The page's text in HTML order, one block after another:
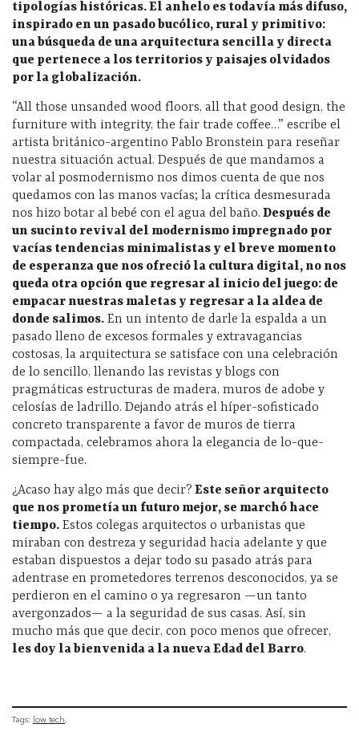
tipologías históricas. El anhelo es todavía más difuso,
inspirado en un pasado bucólico, rural y primitivo:
una búsqueda de una arquitectura sencilla y directa
que pertenece a los territorios y paisajes olvidados
por la globalización.
“All those unsanded wood floors, all that good design, the
furniture with integrity, the fair trade coffee…” escribe el
artista británico-argentino Pablo Bronstein para reseñar
nuestra situación actual. Después de que mandamos a
volar al posmodernismo nos dimos cuenta de que nos
quedamos con las manos vacías; la crítica desmesurada
nos hizo botar al bebé con el agua del baño. Después de
un sucinto revival del modernismo impregnado por
vacías tendencias minimalistas y el breve momento
de esperanza que nos ofreció la cultura digital, no nos
queda otra opción que regresar al inicio del juego: de
empacar nuestras maletas y regresar a la aldea de
donde salimos. En un intento de darle la espalda a un
pasado lleno de excesos formales y extravagancias
costosas, la arquitectura se satisface con una celebración
de lo sencillo, llenando las revistas y blogs con
pragmáticas estructuras de madera, muros de adobe y
celosías de ladrillo. Dejando atrás el híper-sofisticado
concreto transparente a favor de muros de tierra
compactada, celebramos ahora la elegancia de lo-que-
siempre-fue.
¿Acaso hay algo más que decir? Este señor arquitecto
que nos prometía un futuro mejor, se marchó hace
tiempo. Estos colegas arquitectos o urbanistas que
miraban con destreza y seguridad hacia adelante y que
estaban dispuestos a dejar todo su pasado atrás para
adentrase en prometedores terrenos desconocidos, ya se
perdieron en el camino o ya regresaron —un tanto
avergonzados— a la seguridad de sus casas. Así, sin
mucho más que que decir, con poco menos que ofrecer,
les doy la bienvenida a la nueva Edad del Barro.
Tags: low tech